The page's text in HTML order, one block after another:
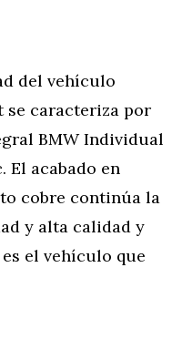
del vehículo
se caracteriza por
BMW Individual
El acabado en
cobre continúa la
y alta calidad y
el vehículo que